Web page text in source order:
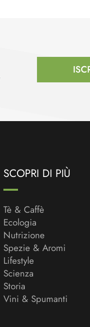
SCOPRI DI PIÙ
Tè & Caffè
Ecologia
Nutrizione
Spezie & Aromi
Lifestyle
Scienza
Storia
Vini & Spumanti